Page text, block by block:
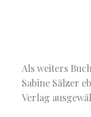
Als weiters
Sabine Sälzer
Verlag